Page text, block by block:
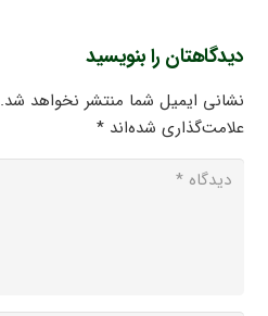
دیدگاهتان را بنویسید
نشانی ایمیل شما منتشر نخواهد شد.
علامت‌گذاری شده‌اند*